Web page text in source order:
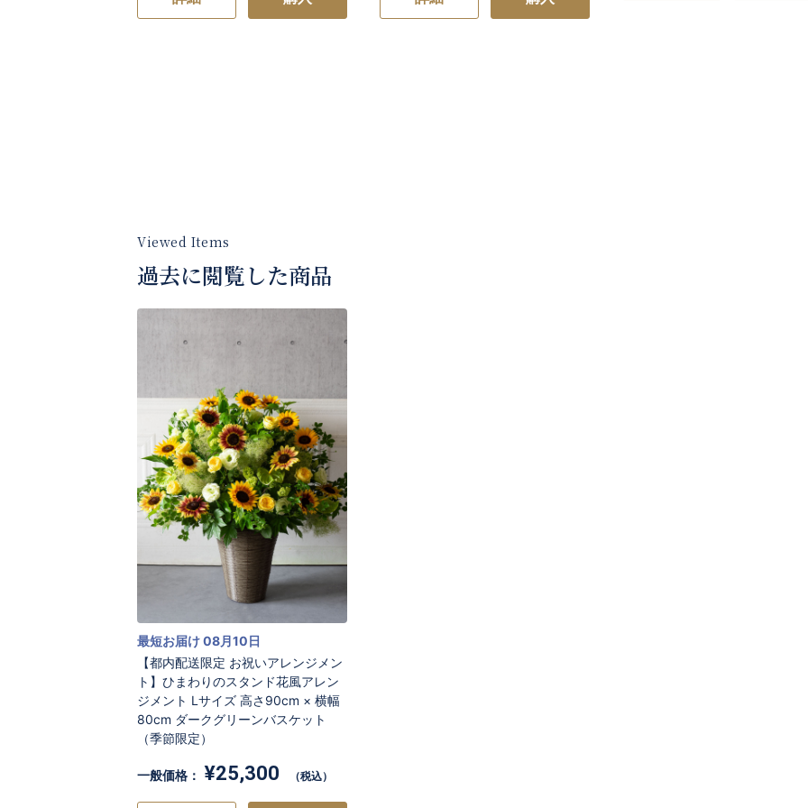
過去に閲覧した商品
【都内配送限定 お祝いアレンジメン
ト】ひまわりのスタンド花風アレン
ジメント Lサイズ 高さ90cm × 横幅
80cm ダークグリーンバスケット
（季節限定）
最短お届け 08月10日
一般価格： ¥25,300 （税込）